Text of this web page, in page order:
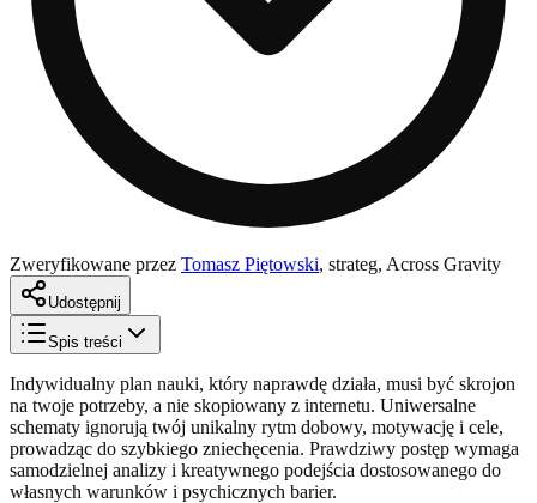
Zweryfikowane przez Tomasz Piętowski, strateg, Across Gravity
Udostępnij
Spis treści
Indywidualny plan nauki, który naprawdę działa, musi być skrojon
na twoje potrzeby, a nie skopiowany z internetu. Uniwersalne
schematy ignorują twój unikalny rytm dobowy, motywację i cele,
prowadząc do szybkiego zniechęcenia. Prawdziwy postęp wymaga
samodzielnej analizy i kreatywnego podejścia dostosowanego do
własnych warunków i psychicznych barier.